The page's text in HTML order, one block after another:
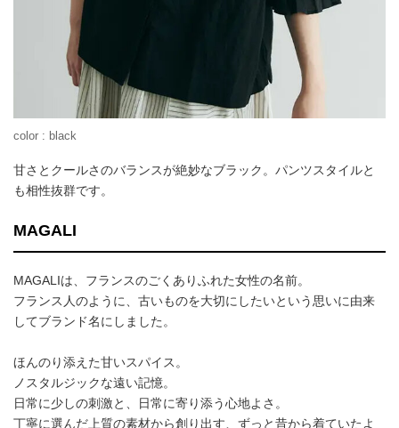
color : black
甘さとクールさのバランスが絶妙なブラック。パンツスタイルと
も相性抜群です。
MAGALI
MAGALIは、フランスのごくありふれた女性の名前。
フランス人のように、古いものを大切にしたいという思いに由来
してブランド名にしました。
ほんのり添えた甘いスパイス。
ノスタルジックな遠い記憶。
日常に少しの刺激と、日常に寄り添う心地よさ。
丁寧に選んだ上質の素材から創り出す、ずっと昔から着ていたよ